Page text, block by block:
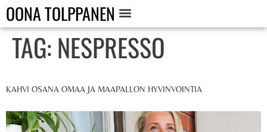
OONA TOLPPANEN
TAG: NESPRESSO
KAHVI OSANA OMAA JA MAAPALLON HYVINVOINTIA